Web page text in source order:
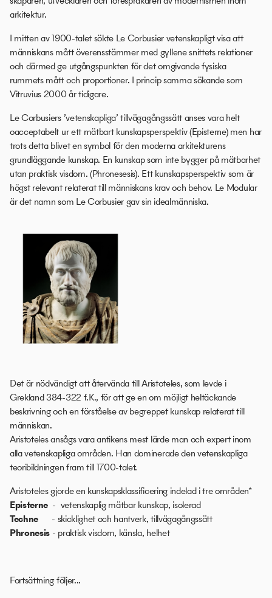
arkitektur.
I mitten av 1900-talet sökte Le Corbusier vetenskapligt visa att
människans mått överensstämmer med gyllene snittets relationer
och därmed ge utgångspunkten för det omgivande fysiska
rummets mått och proportioner. I princip samma sökande som
Vitruvius 2000 år tidigare.
Le Corbusiers ’vetenskapliga’ tillvägagångssätt anses vara helt
oacceptabelt ur ett mätbart kunskapsperspektiv (Episterne) men har
trots detta blivet en symbol för den moderna arkitekturens
grundläggande kunskap. En kunskap som inte bygger på mätbarhet
utan praktisk visdom. (Phronesesis). Ett kunskapsperspektiv som är
högst relevant relaterat till människans krav och behov. Le Modular
är det namn som Le Corbusier gav sin idealmänniska.
Det är nödvändigt att återvända till Aristoteles, som levde i
Grekland 384-322 f.K., för att ge en om möjligt heltäckande
beskrivning och en förståelse av begreppet kunskap relaterat till
människan.
Aristoteles ansågs vara antikens mest lärde man och expert inom
alla vetenskapliga områden. Han dominerade den vetenskapliga
teoribildningen fram till 1700-talet.
Aristoteles gjorde en kunskapsklassificering indelad i tre områden*
Episterne - vetenskaplig mätbar kunskap, isolerad
Techne - skicklighet och hantverk, tillvägagångssätt
Phronesis - praktisk visdom, känsla, helhet
Fortsättning följer...